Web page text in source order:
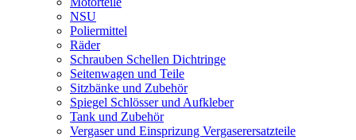
NSU
Poliermittel
Räder
Schrauben Schellen Dichtringe
Seitenwagen und Teile
Sitzbänke und Zubehör
Spiegel Schlösser und Aufkleber
Tank und Zubehör
Vergaser und Einsprizung Vergaserersatzteile